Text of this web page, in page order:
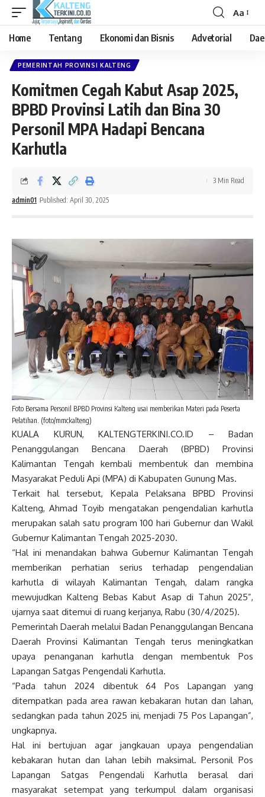
Font
Resizer
Aa
Home Tentang Ekonomi dan Bisnis Advetorial
PEMERINTAH PROVINSI KALTENG
Komitmen Cegah Kabut Asap 2025,
BPBD Provinsi Latih dan Bina 30
Personil MPA Hadapi Bencana
Karhutla
admin01 Published: April 30, 2025
3 Min Read
Foto Bersama Personil BPBD Provinsi Kalteng usai memberikan Materi pada Peserta
Pelatihan. (foto/mmckalteng)
KUALA KURUN, KALTENGTERKINI.CO.ID – Badan
Penanggulangan Bencana Daerah (BPBD) Provinsi
Kalimantan Tengah kembali membentuk dan membina
Masyarakat Peduli Api (MPA) di Kabupaten Gunung Mas.
Terkait hal tersebut, Kepala Pelaksana BPBD Provinsi
Kalteng, Ahmad Toyib mengatakan pengendalian karhutla
merupakan salah satu program 100 hari Gubernur dan Wakil
Gubernur Kalimantan Tengah 2025-2030.
“Hal ini menandakan bahwa Gubernur Kalimantan Tengah
memberikan perhatian serius terhadap pengendalian
karhutla di wilayah Kalimantan Tengah, dalam rangka
mewujudkan Kalteng Bebas Kabut Asap di Tahun 2025”,
ujarnya saat ditemui di ruang kerjanya, Rabu (30/4/2025).
Pemerintah Daerah melalui Badan Penanggulangan Bencana
Daerah Provinsi Kalimantan Tengah terus meningkatkan
upaya penanganan karhutla dengan membentuk Pos
Lapangan Satgas Pengendali Karhutla.
“Pada tahun 2024 dibentuk 64 Pos Lapangan yang
ditempatkan pada area rawan kebakaran hutan dan lahan,
sedangkan pada tahun 2025 ini, menjadi 75 Pos Lapangan”,
ungkapnya.
Hal ini bertujuan agar jangkauan upaya pengendalian
kebakaran hutan dan lahan lebih maksimal. Personil Pos
Lapangan Satgas Pengendali Karhutla berasal dari
masyarakat setempat yang terkumpul dalam organisasi